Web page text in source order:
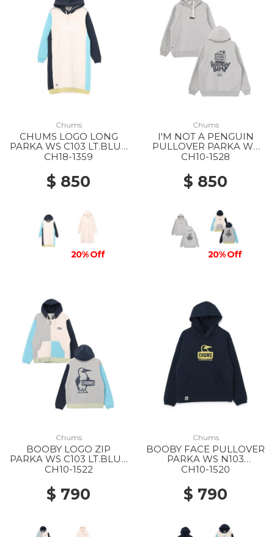
Chums
CHUMS LOGO LONG
PARKA WS C103 LT.BLUE
CRAZY
CH18-1359
$ 850
20% Off
Chums
I'M NOT A PENGUIN
PULLOVER PARKA WS
G005 H/GRAY
CH10-1528
$ 850
20% Off
Chums
BOOBY LOGO ZIP
PARKA WS C103 LT.BLUE
CRAZY
CH10-1522
$ 790
Chums
BOOBY FACE PULLOVER
PARKA WS N103
NAVY/YELLOW
CH10-1520
$ 790